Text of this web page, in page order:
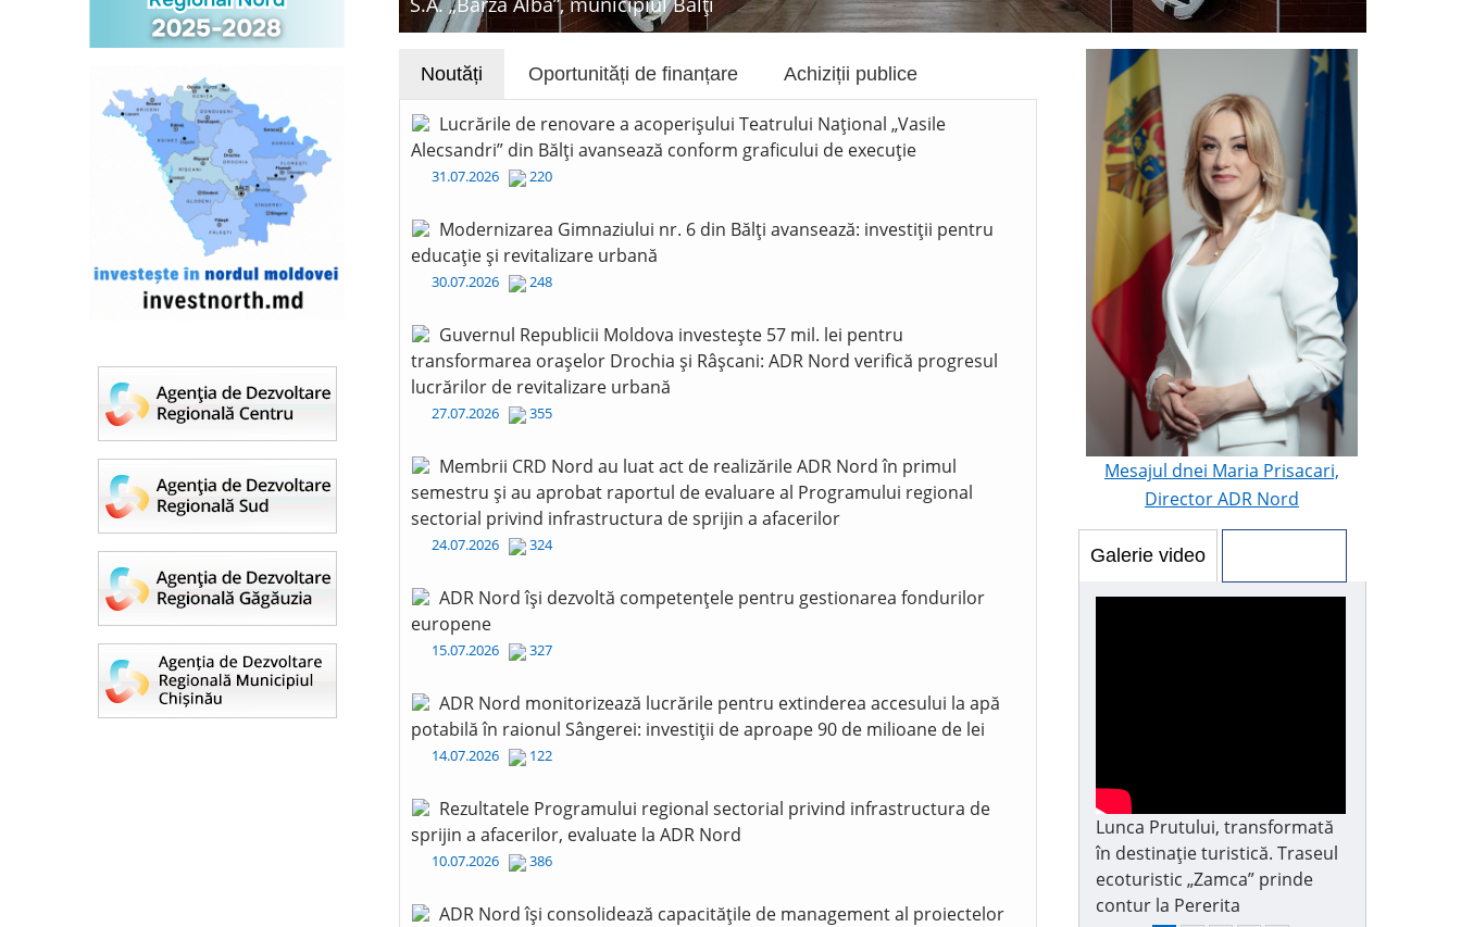
Noutăți Oportunități de finanțare Achiziții publice
Lucrările de renovare a acoperișului Teatrului Național „Vasile
Alecsandri” din Bălți avansează conform graficului de execuție
31.07.2026 220
Modernizarea Gimnaziului nr. 6 din Bălți avansează: investiții pentru
educație și revitalizare urbană
30.07.2026 248
Guvernul Republicii Moldova investește 57 mil. lei pentru
transformarea orașelor Drochia și Râșcani: ADR Nord verifică progresul
lucrărilor de revitalizare urbană
27.07.2026 355
Membrii CRD Nord au luat act de realizările ADR Nord în primul
semestru și au aprobat raportul de evaluare al Programului regional
sectorial privind infrastructura de sprijin a afacerilor
24.07.2026 324
ADR Nord își dezvoltă competențele pentru gestionarea fondurilor
europene
15.07.2026 327
ADR Nord monitorizează lucrările pentru extinderea accesului la apă
potabilă în raionul Sângerei: investiții de aproape 90 de milioane de lei
14.07.2026 122
Rezultatele Programului regional sectorial privind infrastructura de
sprijin a afacerilor, evaluate la ADR Nord
10.07.2026 386
ADR Nord își consolidează capacitățile de management al proiectelor
Mesajul dnei Maria Prisacari,
Director ADR Nord
Galerie video
Lunca Prutului, transformată
în destinație turistică. Traseul
ecoturistic „Zamca” prinde
contur la Pererita